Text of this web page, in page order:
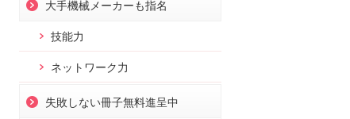
大手機械メーカーも指名
技能力
ネットワーク力
失敗しない冊子無料進呈中